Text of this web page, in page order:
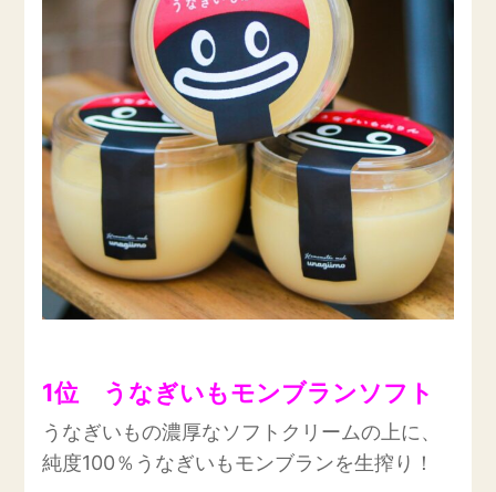
1位 うなぎいもモンブランソフト
うなぎいもの濃厚なソフトクリームの上に、
純度100％うなぎいもモンブランを生搾り！